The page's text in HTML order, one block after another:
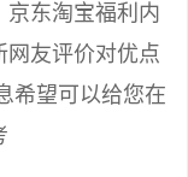
京东淘宝福利内
网友评价对优点
希望可以给您在